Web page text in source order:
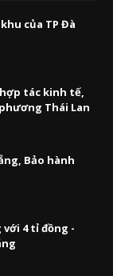
của TP Đà
tác kinh tế,
Thái Lan
Bảo hành
4 tỉ đồng -